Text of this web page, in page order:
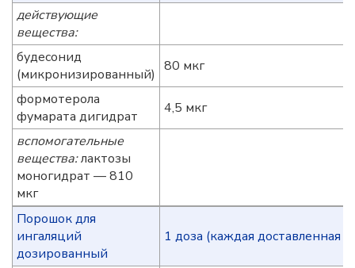
действующие
вещества:
будесонид
(микронизированный) 80 мкг
формотерола
фумарата дигидрат
4,5 мкг
вспомогательные
вещества:лактозы
моногидрат — 810
мкг
Порошок для
ингаляций
дозированный
1 доза (каждая доставленная